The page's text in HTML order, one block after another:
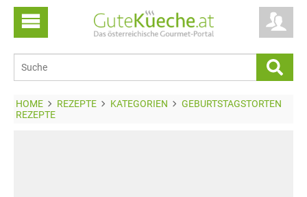
HOME REZEPTE KATEGORIEN
GEBURTSTAGSTORTEN
REZEPTE